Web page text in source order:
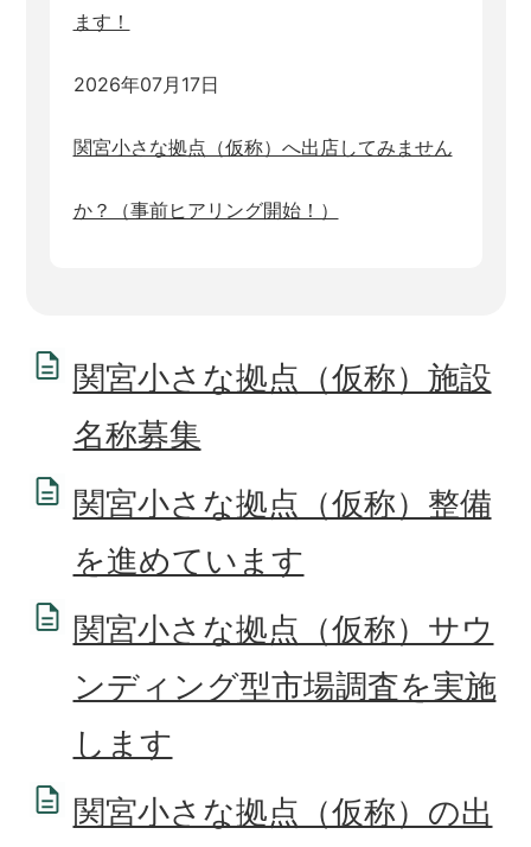
ます！
2026年07月17日
関宮小さな拠点（仮称）へ出店してみません
か？（事前ヒアリング開始！）
関宮小さな拠点（仮称）施設
名称募集
関宮小さな拠点（仮称）整備
を進めています
関宮小さな拠点（仮称）サウ
ンディング型市場調査を実施
します
関宮小さな拠点（仮称）の出